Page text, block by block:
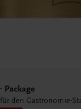
Package
den Gastronomie-